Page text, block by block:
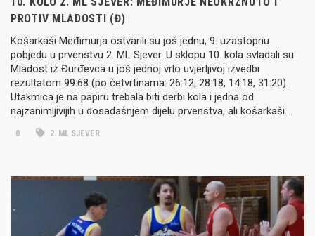
PROTIV MLADOSTI (Đ)
Košarkaši Međimurja ostvarili su još jednu, 9. uzastopnu
pobjedu u prvenstvu 2. ML Sjever. U sklopu 10. kola svladali su
Mladost iz Đurđevca u još jednoj vrlo uvjerljivoj izvedbi
rezultatom 99:68 (po četvrtinama: 26:12, 28:18, 14:18, 31:20).
Utakmica je na papiru trebala biti derbi kola i jedna od
najzanimljivijih u dosadašnjem dijelu prvenstva, ali košarkaši…
0 2. ML SJEVER